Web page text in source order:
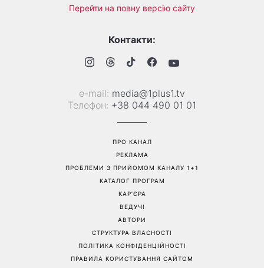
посуді: психологиня
пояснила, чому насправді
Людмила Барбір показала
рідкісні сімейні фото з 14-
річним сином і зворушила
Мережу